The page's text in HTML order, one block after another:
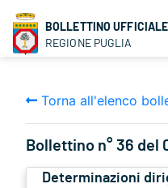
BOLLETTINO
REGIONE PUGLIA
Torna all'elenco
Bollettino n° 36 del
Determinazioni